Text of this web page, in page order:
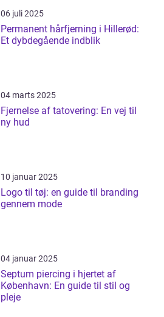
06 juli 2025
Permanent hårfjerning i Hillerød:
Et dybdegående indblik
04 marts 2025
Fjernelse af tatovering: En vej til
ny hud
10 januar 2025
Logo til tøj: en guide til branding
gennem mode
04 januar 2025
Septum piercing i hjertet af
København: En guide til stil og
pleje